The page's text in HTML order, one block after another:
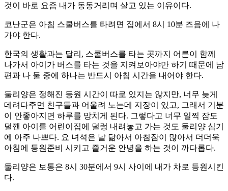
것이 바로 요즘 내가 동동거리며 살고 있는 이유이다.
코난군은 아침 스쿨버스를 타려면 집에서 8시 10분 즈음에 나
가야 한다.
한국의 생활과는 달리, 스쿨버스를 타는 곳까지 어른이 함께
나가서 아이가 버스를 타는 것을 지켜보아야만 하기 때문에 남
편과 나 둘 중에 하나는 반드시 아침 시간을 내어야 한다.
둘리양은 정해진 등원 시간이 따로 있지는 않지만, 너무 늦게
데려다주면 친구들과 어울려 노는데 지장이 있고, 그래서 기분
이 안좋아지면 하루를 망치게 된다. 그렇다고 너무 일찍 잠도
덜깬 아이를 어린이집에 덜렁 내려놓고 가는 것도 둘리양 심기
에 아주 나쁘다. 요 녀석은 날 닮아서 아침잠이 많아서 더더욱
아침에 등원준비 시키고 즐거운 안녕을 하는 것이 까다롭다.
둘리양은 보통은 8시 30분에서 9시 사이에 내가 차로 등원시킨
다.